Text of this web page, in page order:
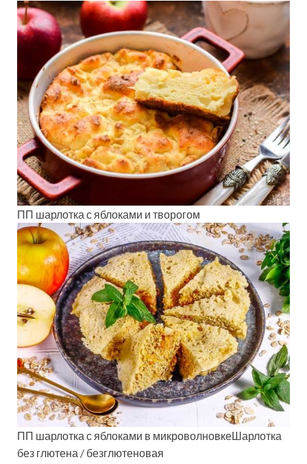
ПП шарлотка с яблоками и творогом
ПП шарлотка с яблоками в микроволновкеШарлотка
без глютена / безглютеновая